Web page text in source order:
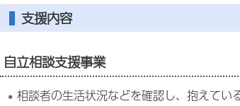
支援内容
自立相談支援事業
相談者の生活状況などを確認し、抱えてい